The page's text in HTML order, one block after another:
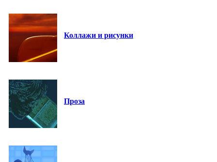
Коллажи и рисунки
Проза